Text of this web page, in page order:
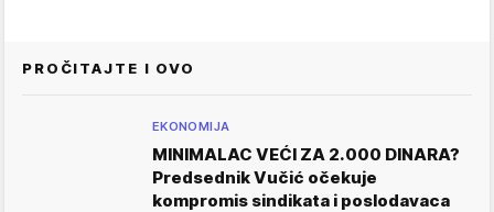
PROČITAJTE I OVO
EKONOMIJA
MINIMALAC VEĆI ZA 2.000 DINARA?
Predsednik Vučić očekuje
kompromis sindikata i poslodavaca